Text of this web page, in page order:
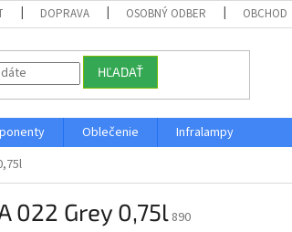
DOPRAVA OSOBNÝ ODBER
HĽADAŤ
Oblečenie
Infralampy
022 Grey 0,75l890